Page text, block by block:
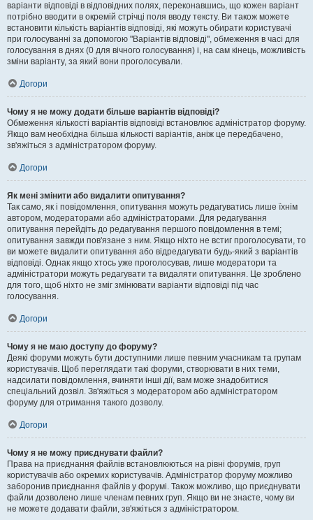
варіанти відповіді в відповідних полях, переконавшись, що кожен варіант
потрібно вводити в окремій стрічці поля вводу тексту. Ви також можете
встановити кількість варіантів відповіді, які можуть обирати користувачі
при голосуванні за допомогою "Варіантів відповіді", обмеження в часі для
голосування в днях (0 для вічного голосування) і, на сам кінець, можливість
зміни варіанту, за який вони проголосували.
Догори
Чому я не можу додати більше варіантів відповіді?
Обмеження кількості варіантів відповіді встановлює адміністратор форуму.
Якщо вам необхідна більша кількості варіантів, аніж це передбачено,
зв'яжіться з адміністратором форуму.
Догори
Як мені змінити або видалити опитування?
Так само, як і повідомлення, опитування можуть редагуватись лише їхнім
автором, модераторами або адміністраторами. Для редагування
опитування перейдіть до редагування першого повідомлення в темі;
опитування завжди пов'язане з ним. Якщо ніхто не встиг проголосувати, то
ви можете видалити опитування або відредагувати будь-який з варіантів
відповіді. Однак якщо хтось уже проголосував, лише модератори та
адміністратори можуть редагувати та видаляти опитування. Це зроблено
для того, щоб ніхто не зміг змінювати варіанти відповіді під час
голосування.
Догори
Чому я не маю доступу до форуму?
Деякі форуми можуть бути доступними лише певним учасникам та групам
користувачів. Щоб переглядати такі форуми, створювати в них теми,
надсилати повідомлення, вчиняти інші дії, вам може знадобитися
спеціальний дозвіл. Зв'яжіться з модератором або адміністратором
форуму для отримання такого дозволу.
Догори
Чому я не можу приєднувати файли?
Права на приєднання файлів встановлюються на рівні форумів, груп
користувачів або окремих користувачів. Адміністратор форуму можливо
заборонив приєднання файлів у форумі. Також можливо, що приєднувати
файли дозволено лише членам певних груп. Якщо ви не знаєте, чому ви
не можете додавати файли, зв'яжіться з адміністратором.